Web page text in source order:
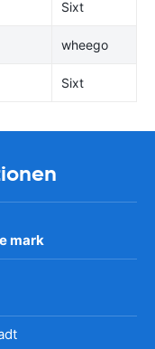
Sixt
wheego
Sixt
mark